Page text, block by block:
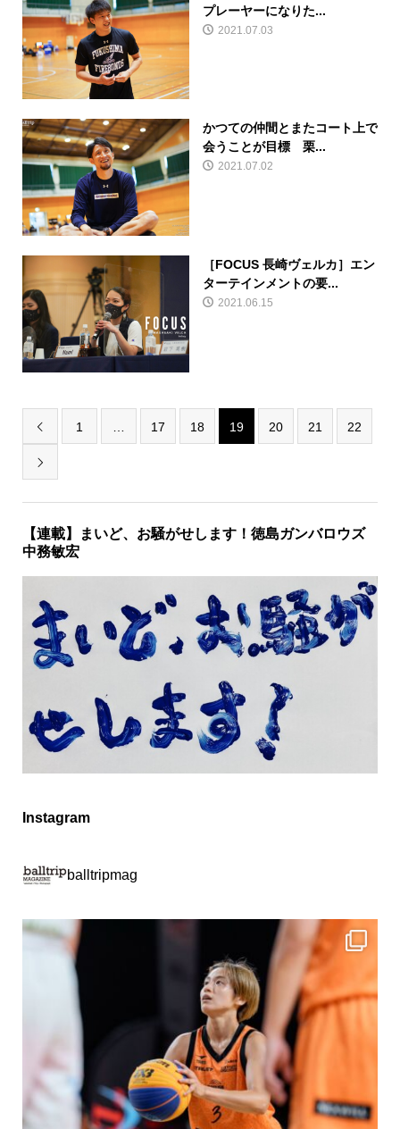
プレーヤーになりた...
2021.07.03
かつての仲間とまたコート上で
会うことが目標 栗...
2021.07.02
［FOCUS 長崎ヴェルカ］エン
ターテインメントの要...
2021.06.15
 1 17 18 19 20 21 22

【連載】まいど、お騒がせします！徳島ガンバロウズ
中務敏宏
Instagram
balltripmag